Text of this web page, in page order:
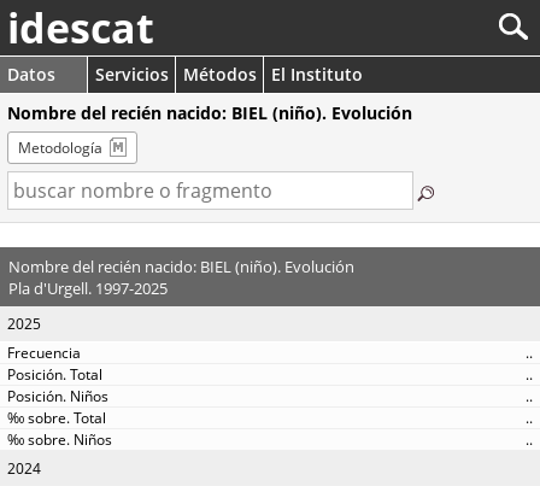
idescat
Datos Servicios Métodos
El Instituto
Nombre del recién nacido: BIEL (niño). Evolución
Metodología
Nombre del recién nacido: BIEL (niño). Evolución
Pla d'Urgell. 1997-2025
2025
..
..
..
..
..
2024